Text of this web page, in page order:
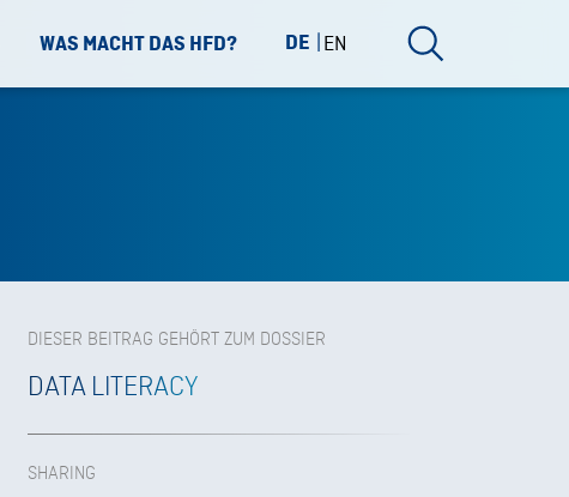
WAS MACHT DAS HFD? DE EN
DIESER BEITRAG GEHÖRT ZUM DOSSIER
DATA LITERACY
SHARING